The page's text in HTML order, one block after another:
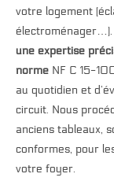
votre logement
électroménager…).
une expertise
norme NF C 15-
au quotidien et
circuit. Nous
anciens tableaux,
conformes, pour
votre foyer.